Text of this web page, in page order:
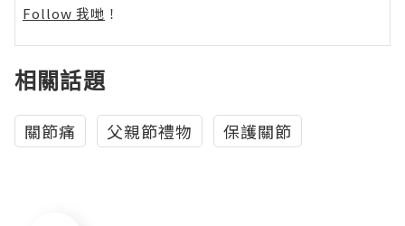
Follow 我哋 ！
相關話題
關節痛 父親節禮物 保護關節